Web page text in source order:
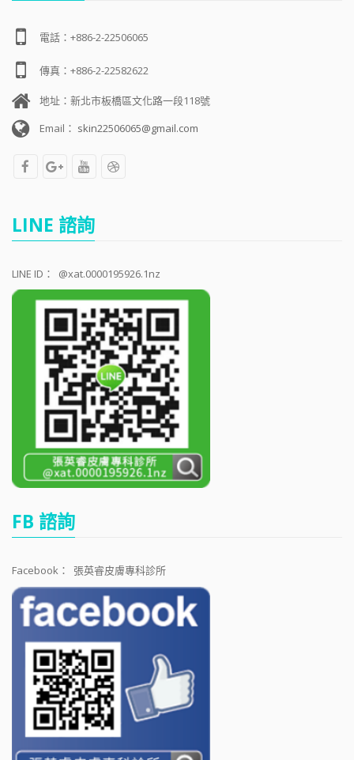
電話：+886-2-22506065
傳真：+886-2-22582622
地址：新北市板橋區文化路一段118號
Email： skin22506065@gmail.com
LINE 諮詢
LINE ID： @xat.0000195926.1nz
FB 諮詢
Facebook： 張英睿皮膚專科診所